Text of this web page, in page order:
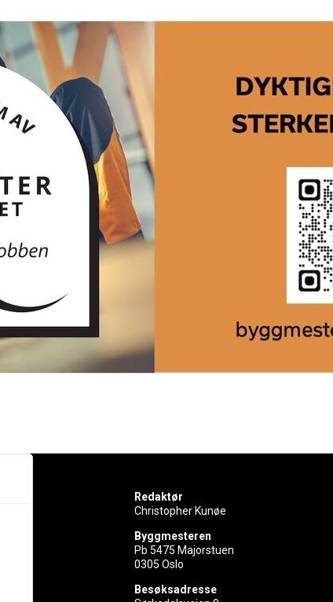
Redaktør
Christopher Kunøe
Byggmesteren
Pb 5475 Majorstuen
0305 Oslo
Besøksadresse